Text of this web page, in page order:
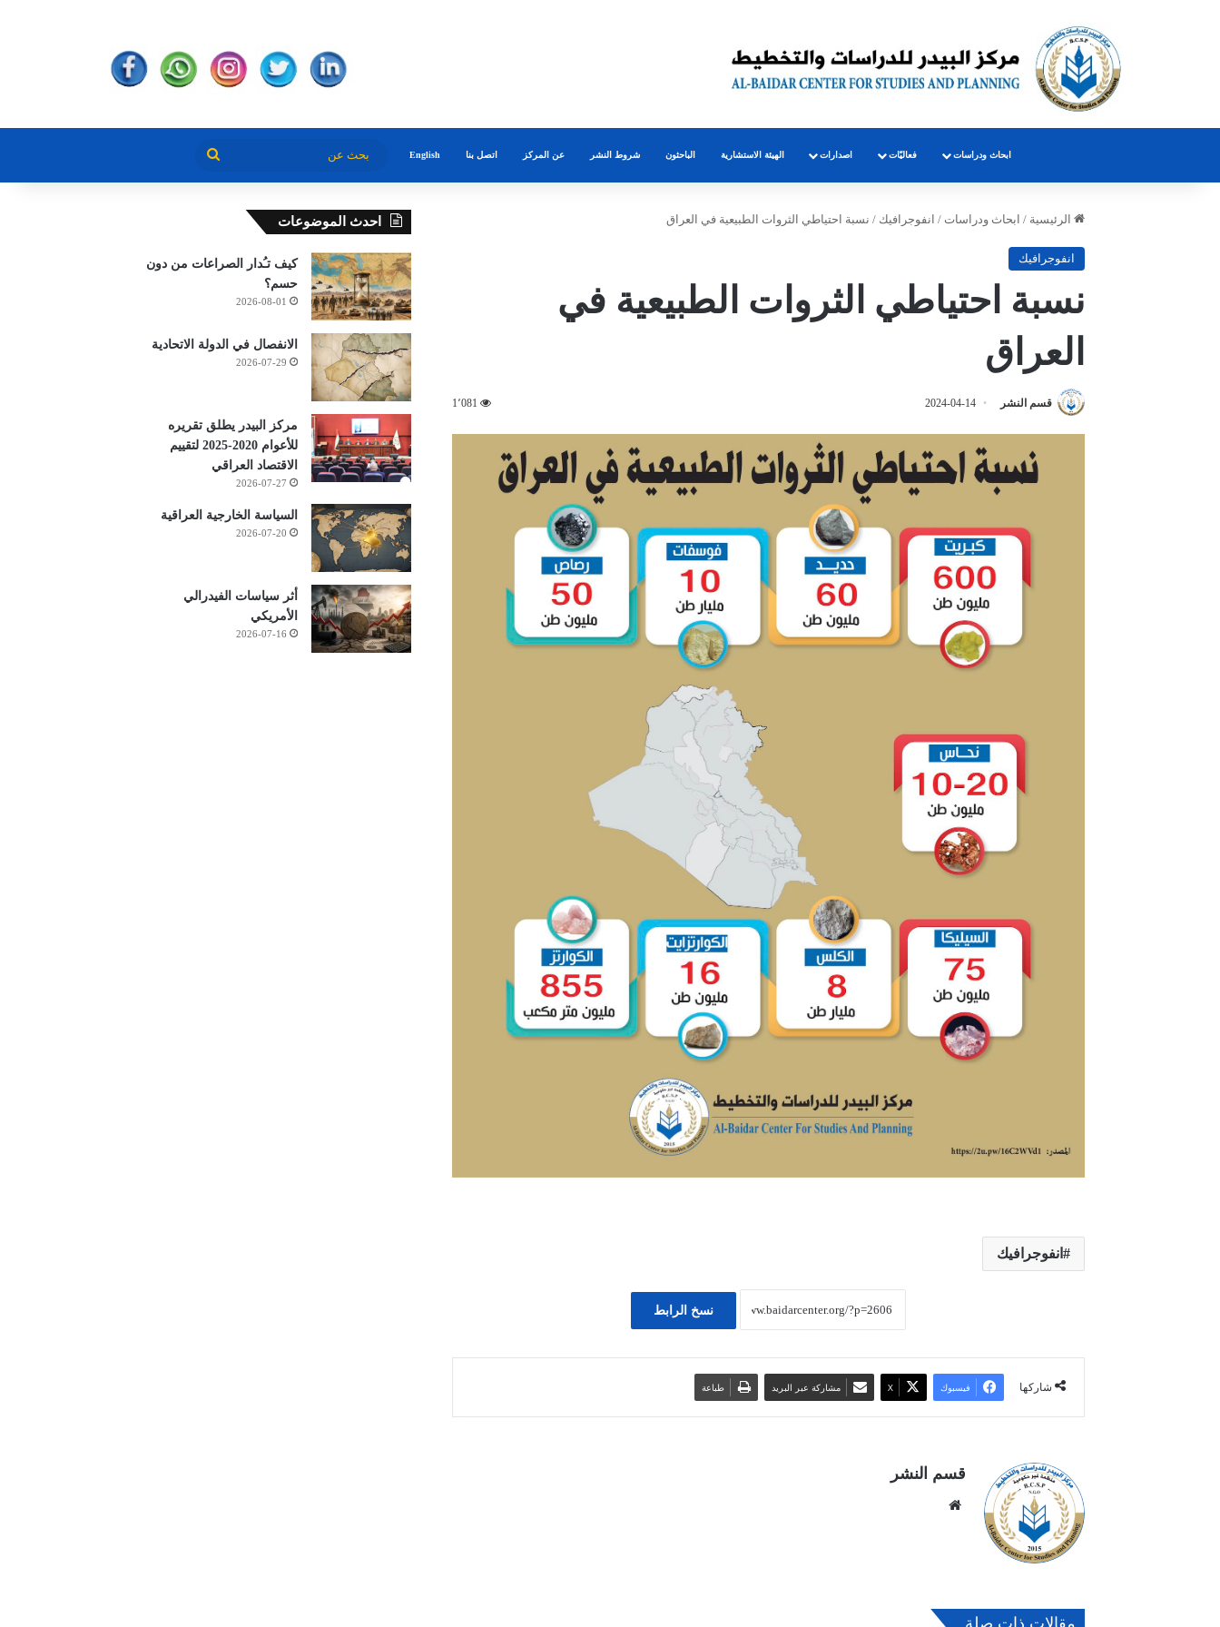
ابحاث ودراسات فعاليّات اصدارات الهيئة الاستشارية الباحثون شروط النشر عن المركز اتصل بنا English بحث
عن
الرئيسية / ابحاث ودراسات / انفوجرافيك / نسبة احتياطي الثروات الطبيعية في العراق
انفوجرافيك
نسبة احتياطي الثروات الطبيعية في
العراق
قسم النشر 2024-04-14 1٬081
انفوجرافيك
نسخ الرابط
شاركها فيسبوك ‫X مشاركة عبر البريد طباعة
قسم النشر
مقالات ذات صلة
احدث الموضوعات
كيف تـُدار الصراعات من دون
حسم؟
2026-08-01
الانفصال في الدولة الاتحادية
2026-07-29
مركز البيدر يطلق تقريره
للأعوام 2020-2025 لتقييم
الاقتصاد العراقي
2026-07-27
السياسة الخارجية العراقية
2026-07-20
أثر سياسات الفيدرالي
الأمريكي
2026-07-16